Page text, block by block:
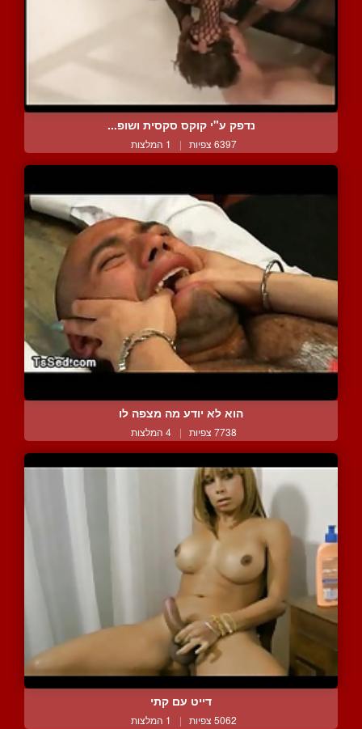
נדפק ע"י קוקס סקסית ושופ...
6397 צפיות | 1 המלצות
הוא לא יודע מה מצפה לו
7738 צפיות | 4 המלצות
דייט עם קתי
5062 צפיות | 1 המלצות